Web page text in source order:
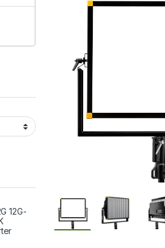
12G-